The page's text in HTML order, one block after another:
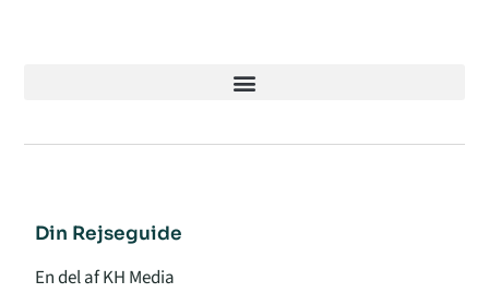
Din Rejseguide
En del af KH Media